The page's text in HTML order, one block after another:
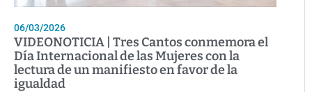
06/03/2026
VIDEONOTICIA | Tres Cantos conmemora el
Día Internacional de las Mujeres con la
lectura de un manifiesto en favor de la
igualdad